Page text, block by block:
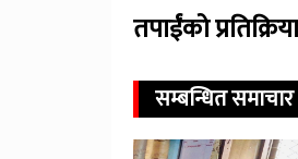
तपाईंको प्रतिक्रिया
सम्बन्धित समाचार